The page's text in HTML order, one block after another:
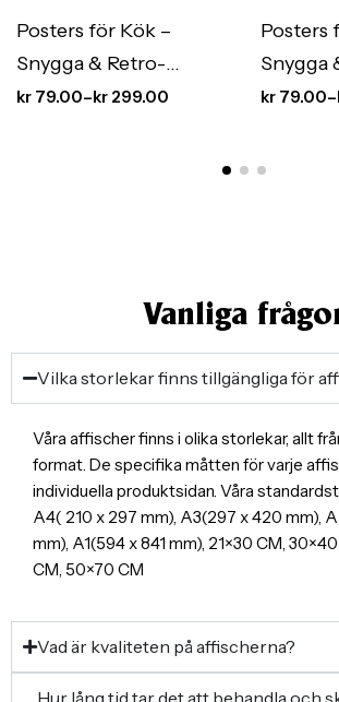
Posters för Kök –
Snygga & Retro-
Inspirerade Kökstavlor
kr 79.00–kr 299.00
Posters
Snygga
kr 79.00–
Vanliga
Vilka storlekar finns tillgängliga för
Våra affischer finns i olika storlekar, allt
format. De specifika måtten för varje
individuella produktsidan. Våra
A4( 210 x 297 mm), A3(297 x 420 mm),
mm), A1(594 x 841 mm), 21×30 CM,
CM, 50×70 CM
Vad är kvaliteten på affischerna?